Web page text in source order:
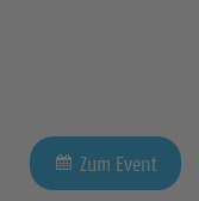
Zum Event